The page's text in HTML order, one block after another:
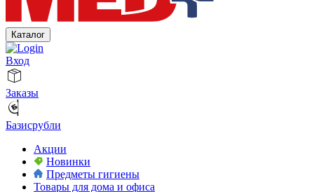
Каталог
Вход
Заказы
Базисрубли
Акции
Новинки
Предметы гигиены
Товары для дома и офиса